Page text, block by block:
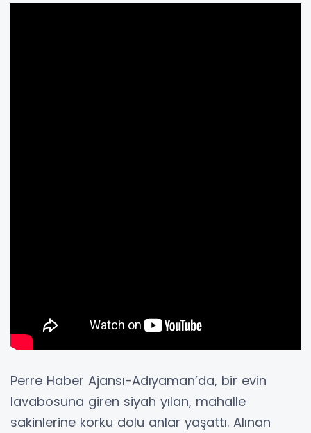
Perre Haber Ajansı-Adıyaman’da, bir evin
lavabosuna giren siyah yılan, mahalle
sakinlerine korku dolu anlar yaşattı. Alınan